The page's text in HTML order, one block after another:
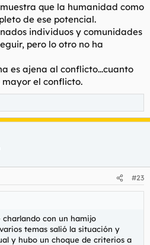
que la humanidad como
de ese potencial.
individuos y comunidades
pero lo otro no ha
es ajena al conflicto...cuanto
el conflicto.
#23
con un hamijo
temas salió la situación y
y hubo un choque de criterios a